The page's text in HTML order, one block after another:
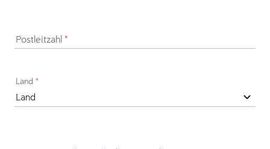
Postleitzahl *
Land *